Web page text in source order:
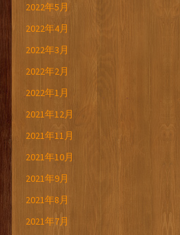
2022年5月
2022年4月
2022年3月
2022年2月
2022年1月
2021年12月
2021年11月
2021年10月
2021年9月
2021年8月
2021年7月